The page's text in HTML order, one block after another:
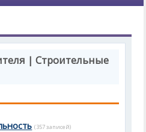
| Строительные
(357 записей)